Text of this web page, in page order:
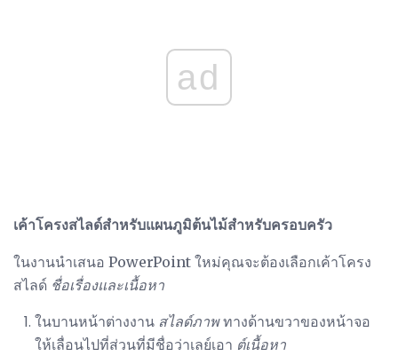
ad
เค้าโครงสไลด์สำหรับแผนภูมิต้นไม้สำหรับครอบครัว
ในงานนำเสนอ PowerPoint ใหม่คุณจะต้องเลือกเค้าโครง
สไลด์ ชื่อเรื่องและเนื้อหา
ในบานหน้าต่างงาน สไลด์ภาพทางด้านขวาของหน้าจอ
ให้เลื่อนไปที่ส่วนที่มีชื่อว่าเลย์เอา ต์เนื้อหา